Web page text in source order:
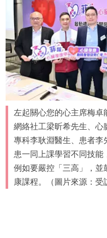
左起關心您的心主席梅
網絡社工梁昕希先生、
專科李耿淵醫生、患者
患一同上課學習不同技能
例如要嚴控「三高」，並
康課程。（圖片來源：受